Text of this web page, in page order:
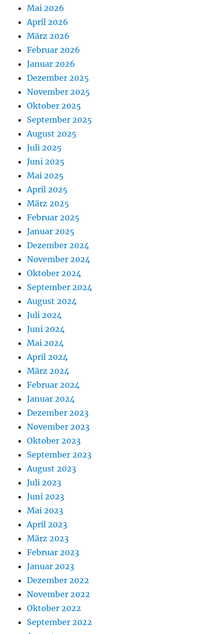
Mai 2026
April 2026
März 2026
Februar 2026
Januar 2026
Dezember 2025
November 2025
Oktober 2025
September 2025
August 2025
Juli 2025
Juni 2025
Mai 2025
April 2025
März 2025
Februar 2025
Januar 2025
Dezember 2024
November 2024
Oktober 2024
September 2024
August 2024
Juli 2024
Juni 2024
Mai 2024
April 2024
März 2024
Februar 2024
Januar 2024
Dezember 2023
November 2023
Oktober 2023
September 2023
August 2023
Juli 2023
Juni 2023
Mai 2023
April 2023
März 2023
Februar 2023
Januar 2023
Dezember 2022
November 2022
Oktober 2022
September 2022